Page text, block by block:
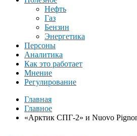
Нефть
Газ
Бензин
Энергетика
Персоны
Аналитика
Как это работает
Мнение
Регулирование
Главная
Главное
«Арктик СПГ-2» и Nuovo